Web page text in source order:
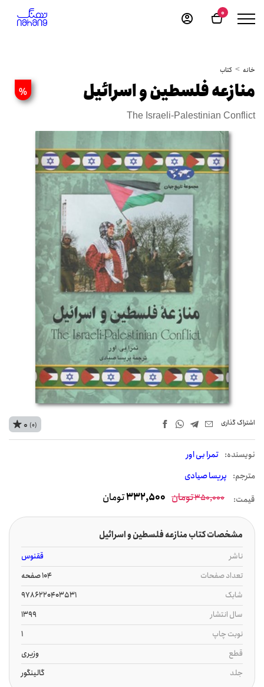
0
خانه کتاب
% منازعه فلسطین و اسرائیل
The Israeli-Palestinian Conflict
اشتراک‌ گذاری
نويسنده: تمرا بی اور
مترجم: پریسا صیادی
0 (0)
قیمت: 350,000تومان 332,500تومان
مشخصات کتاب منازعه فلسطین و اسرائیل
ناشر
ققنوس
تعداد صفحات
104 صفحه
شابک
9786220403531
سال انتشار
1399
نوبت چاپ
1
قطع
وزیری
جلد
گالینگور